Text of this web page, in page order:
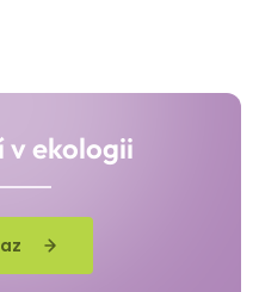
v ekologii